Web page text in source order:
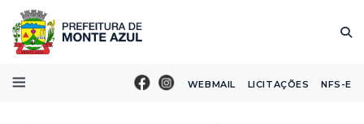
WEBMAIL LICITAÇÕES NFS-E